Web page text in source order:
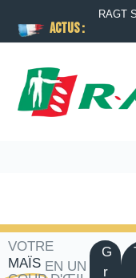
ACTUS :
RAGT
VOTRE
MAÏS EN UN
G
r